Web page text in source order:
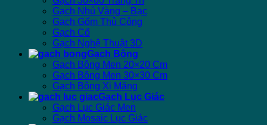
Gạch Nhủ Vàng – Bạc
Gạch Gốm Thủ Công
Gạch Cổ
Gạch Nghệ Thuật 3D
Gạch Bông
Gạch Bông Men 20×20 Cm
Gạch Bông Men 30×30 Cm
Gạch Bông Xi Măng
Gạch Lục Giác
Gạch Lục Giác Men
Gạch Mosaic Lục Giác